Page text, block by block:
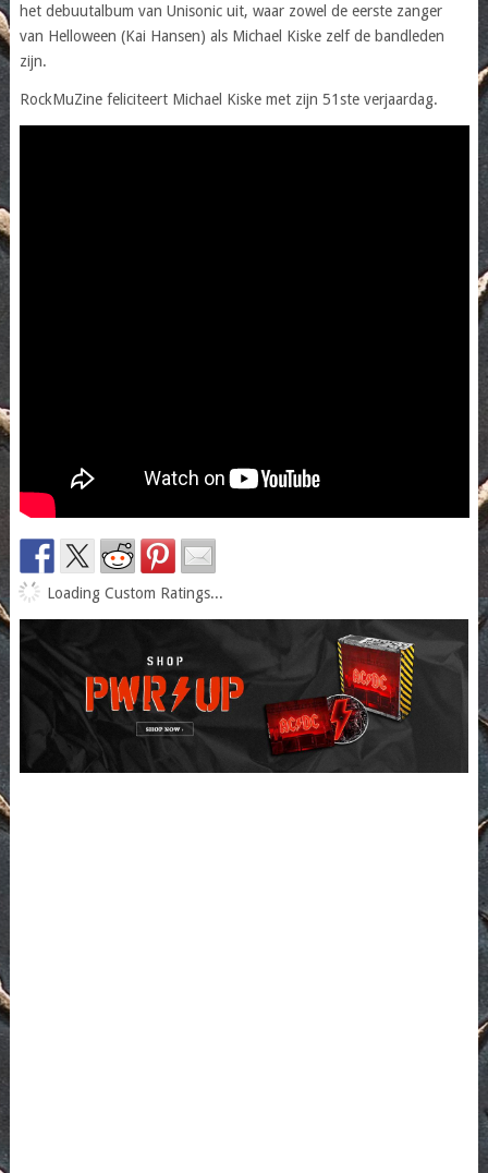
het debuutalbum van Unisonic uit, waar zowel de eerste zanger
van Helloween (Kai Hansen) als Michael Kiske zelf de bandleden
zijn.
RockMuZine feliciteert Michael Kiske met zijn 51ste verjaardag.
Loading Custom Ratings...